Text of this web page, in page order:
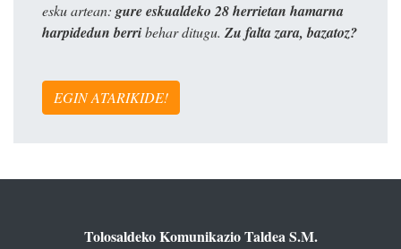
esku artean: gure eskualdeko 28 herrietan hamarna
harpidedun berribehar ditugu. Zu falta zara, bazatoz?
EGIN ATARIKIDE!
Tolosaldeko Komunikazio Taldea S.M.